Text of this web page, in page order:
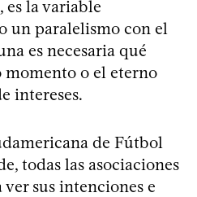
es la variable
un paralelismo con el
es necesaria qué
momento o el eterno
intereses.
de Fútbol
todas las asociaciones
sus intenciones e